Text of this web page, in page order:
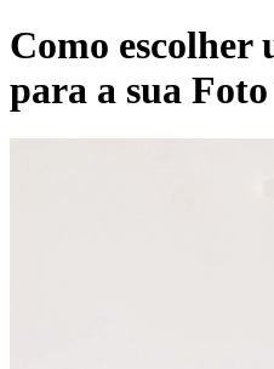
Como escolher
para a sua Foto